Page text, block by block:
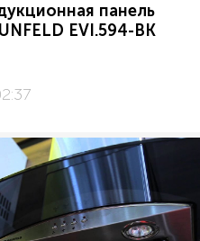
панель
EVI.594-BK